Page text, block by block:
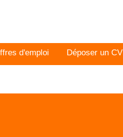
d'emploi Déposer un CV